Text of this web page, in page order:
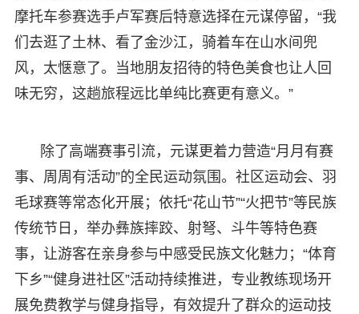
摩托车参赛选手卢军赛后特意选择在元谋停留，“我
们去逛了土林、看了金沙江，骑着车在山水间兜
风，太惬意了。当地朋友招待的特色美食也让人回
味无穷，这趟旅程远比单纯比赛更有意义。”
除了高端赛事引流，元谋更着力营造“月月有赛
事、周周有活动”的全民运动氛围。社区运动会、羽
毛球赛等常态化开展；依托“花山节”“火把节”等民族
传统节日，举办彝族摔跤、射弩、斗牛等特色赛
事，让游客在亲身参与中感受民族文化魅力；“体育
下乡”“健身进社区”活动持续推进，专业教练现场开
展免费教学与健身指导，有效提升了群众的运动技